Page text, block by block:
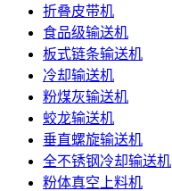
折叠皮带机
食品级输送机
板式链条输送机
冷却输送机
粉煤灰输送机
蛟龙输送机
垂直螺旋输送机
全不锈钢冷却输送机
粉体真空上料机